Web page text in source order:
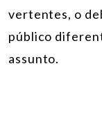
vertentes, o
público
assunto.